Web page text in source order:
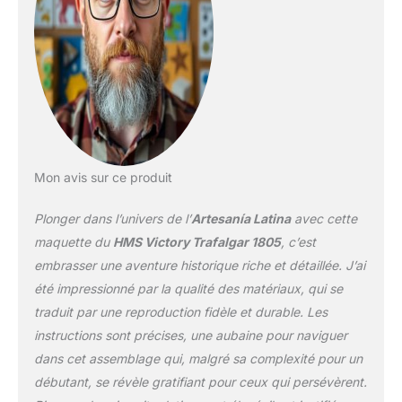
construction et la
structure du navire, ainsi
que tous les détails de
ses six ponts. Navire de
ligne britannique HMS
Victory. Connu pour
avoir participé à la bataille
C'était le plus grand
navire de la Royal Navy
britannique. Il se trouve
actuellement dans une
cale sèche du port de
Portsmouth (Hampshire),
dans le sud de
l'Angleterre, en tant que
pièce de musée. C'est
toujours un produit
Mon avis sur ce produit
Plonger dans l’univers de l’Artesanía Latinaavec cette
maquette du HMS Victory Trafalgar 1805, c’est
embrasser une aventure historique riche et détaillée. J’ai
été impressionné par la qualité des matériaux, qui se
traduit par une reproduction fidèle et durable. Les
instructions sont précises, une aubaine pour naviguer
dans cet assemblage qui, malgré sa complexité pour un
débutant, se révèle gratifiant pour ceux qui persévèrent.